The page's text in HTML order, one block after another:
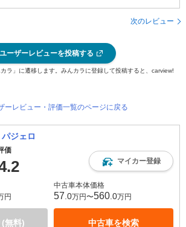
次のレビュー
ユーザーレビューを投稿する
ラ」に遷移します。みんカラに登録して投稿すると、carview!
ーレビュー・評価一覧のページに戻る
ジェロ
価
マイカー登録
円
無料)
中古車本体価格
57 .0万円〜560 .0万円
中古車を検索